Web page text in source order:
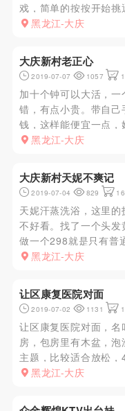
戏，简单的按按开始挑
选活谈价，妹子30左
听话。...
黑龙江-大庆
大庆新村老正心
2019-07-07 1057 1
加十个钟可以大活，
错，有点小贵。带自
钱，这样能便宜一点，
留电话之后，往后可以
本往后就可以随便了，
黑龙江-大庆
大庆新村天妮不爽记
2019-07-04 829
天妮汗蒸洗浴，这里的
不好看。找了一个头发
做一个298就是只有
黑龙江-大庆
让区康复医院对面
2019-07-02 1131
让区康复医院对面，
房，包房里有木盆，
主题，比较适合放松
己去体验
黑龙江-大庆